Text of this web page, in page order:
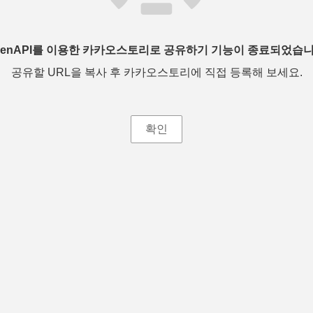
를 이용한 카카오스토리로 공유하기 기능이 종료되었습
공유할 URL을 복사 후 카카오스토리에 직접 등록해 보세요.
확인